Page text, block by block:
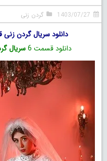
1403/07/27 گردن زنی
دانلود سریال گردن
دانلود قسمت 6
سریال